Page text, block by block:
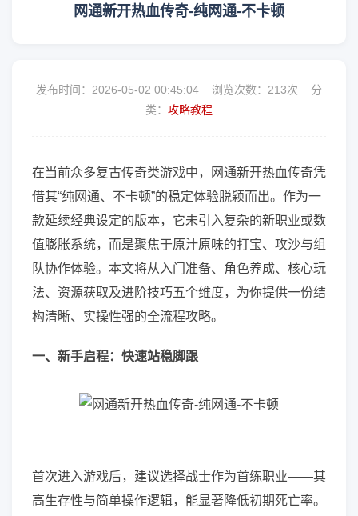
网通新开热血传奇-纯网通-不卡顿
发布时间：2026-05-02 00:45:04 浏览次数： 213次 分
类： 攻略教程
在当前众多复古传奇类游戏中，网通新开热血传奇凭
借其“纯网通、不卡顿”的稳定体验脱颖而出。作为一
款延续经典设定的版本，它未引入复杂的新职业或数
值膨胀系统，而是聚焦于原汁原味的打宝、攻沙与组
队协作体验。本文将从入门准备、角色养成、核心玩
法、资源获取及进阶技巧五个维度，为你提供一份结
构清晰、实操性强的全流程攻略。
一、新手启程：快速站稳脚跟
首次进入游戏后，建议选择战士作为首练职业——其
高生存性与简单操作逻辑，能显著降低初期死亡率。